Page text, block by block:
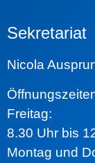
Sekretariat
Nicola
Freitag:
8.30 Uhr bis
Montag und